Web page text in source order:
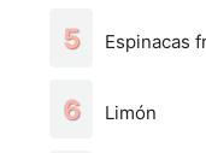
Espinacas
Limón